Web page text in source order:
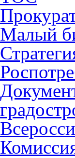
Малый